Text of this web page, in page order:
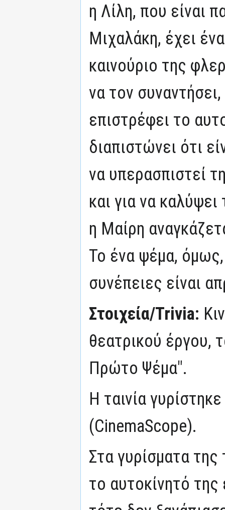
η Λίλη, που είναι
Μιχαλάκη, έχει
καινούριο της
να τον
επιστρέφει το
διαπιστώνει ότι
να υπερασπιστεί
και για να
η Μαίρη
Το ένα ψέμα, όμως,
συνέπειες είναι
Στοιχεία/Trivia:
θεατρικού έργου,
Πρώτο Ψέμα".
Η ταινία
(CinemaScope).
Στα γυρίσματα της
το αυτοκίνητό